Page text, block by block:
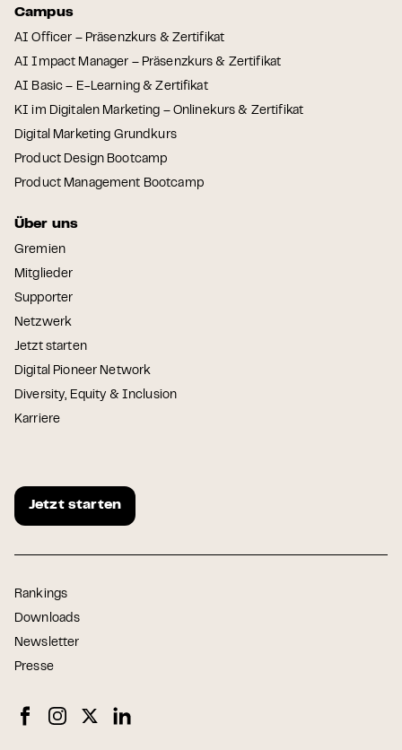
Campus
AI Officer – Präsenzkurs & Zertifikat
AI Impact Manager – Präsenzkurs & Zertifikat
AI Basic – E-Learning & Zertifikat
KI im Digitalen Marketing – Onlinekurs & Zertifikat
Digital Marketing Grundkurs
Product Design Bootcamp
Product Management Bootcamp
Über uns
Gremien
Mitglieder
Supporter
Netzwerk
Jetzt starten
Digital Pioneer Network
Diversity, Equity & Inclusion
Karriere
Jetzt starten
Rankings
Downloads
Newsletter
Presse